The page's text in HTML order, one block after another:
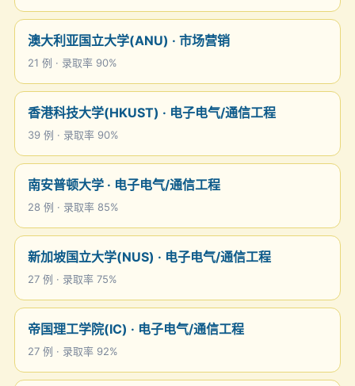
澳大利亚国立大学(ANU) · 市场营销
21 例 · 录取率 90%
香港科技大学(HKUST) · 电子电气/通信工程
39 例 · 录取率 90%
南安普顿大学 · 电子电气/通信工程
28 例 · 录取率 85%
新加坡国立大学(NUS) · 电子电气/通信工程
27 例 · 录取率 75%
帝国理工学院(IC) · 电子电气/通信工程
27 例 · 录取率 92%